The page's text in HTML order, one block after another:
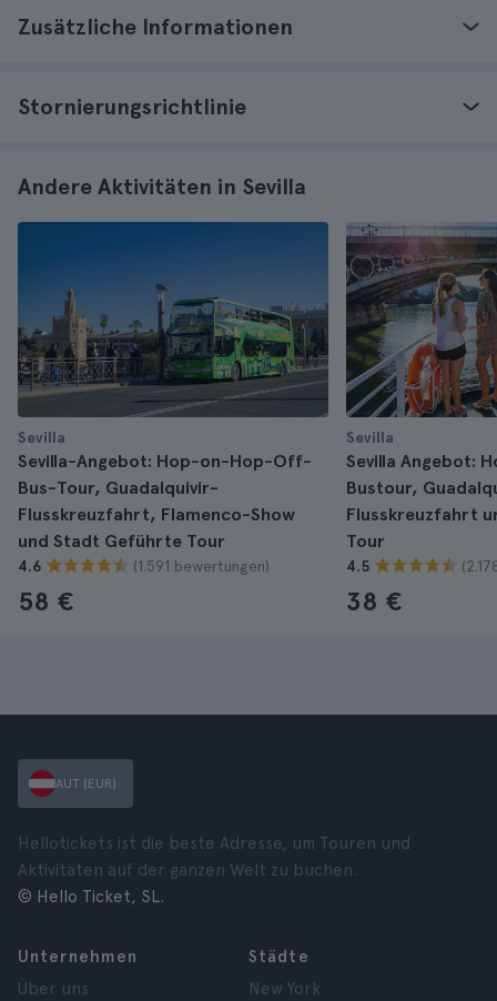
Zusätzliche Informationen
Stornierungsrichtlinie
Andere Aktivitäten in Sevilla
Sevilla
Sevilla-Angebot: Hop-on-Hop-Off-
Bus-Tour, Guadalquivir-
Flusskreuzfahrt, Flamenco-Show
und Stadt Geführte Tour
4.6 (1.591 bewertungen)
58 €
Sevilla
Sevilla Angebot:
Bustour,
Flusskreuzfahrt
Tour
4.5
38 €
AUT (EUR)
Hellotickets ist die beste Adresse, um Touren und
Aktivitäten auf der ganzen Welt zu buchen.
© Hello Ticket, SL.
Unternehmen
Über uns
Städte
New York